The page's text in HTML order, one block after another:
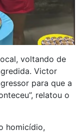
voltando de
Victor
para que a
relatou o
homicídio,